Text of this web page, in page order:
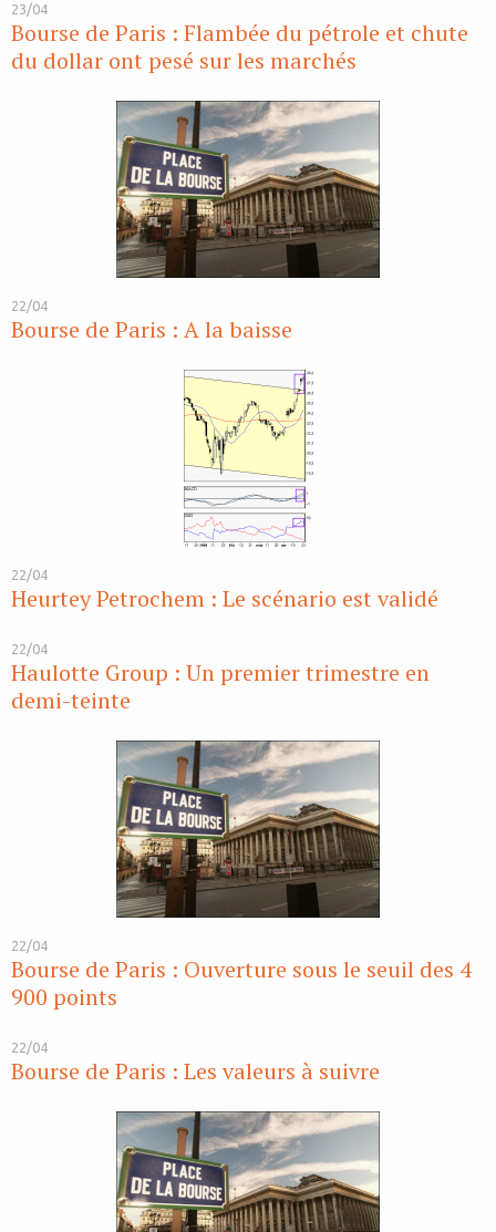
23/04
Bourse de Paris : Flambée du pétrole et chute
du dollar ont pesé sur les marchés
22/04
Bourse de Paris : A la baisse
22/04
Heurtey Petrochem : Le scénario est validé
22/04
Haulotte Group : Un premier trimestre en
demi-teinte
22/04
Bourse de Paris : Ouverture sous le seuil des 4
900 points
22/04
Bourse de Paris : Les valeurs à suivre